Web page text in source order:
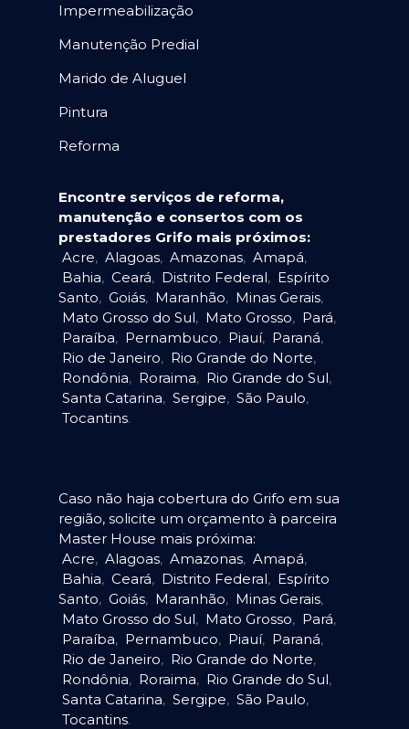
Impermeabilização
Manutenção Predial
Marido de Aluguel
Pintura
Reforma
Encontre serviços de reforma,
manutenção e consertos com os
prestadores Grifo mais próximos:
Acre, Alagoas, Amazonas, Amapá,
Bahia, Ceará, Distrito Federal, Espírito
Santo, Goiás, Maranhão, Minas Gerais,
Mato Grosso do Sul, Mato Grosso, Pará,
Paraíba, Pernambuco, Piauí, Paraná,
Rio de Janeiro, Rio Grande do Norte,
Rondônia, Roraima, Rio Grande do Sul,
Santa Catarina, Sergipe, São Paulo,
Tocantins.
Caso não haja cobertura do Grifo em sua
região, solicite um orçamento à parceira
Master House mais próxima:
Acre, Alagoas, Amazonas, Amapá,
Bahia, Ceará, Distrito Federal, Espírito
Santo, Goiás, Maranhão, Minas Gerais,
Mato Grosso do Sul, Mato Grosso, Pará,
Paraíba, Pernambuco, Piauí, Paraná,
Rio de Janeiro, Rio Grande do Norte,
Rondônia, Roraima, Rio Grande do Sul,
Santa Catarina, Sergipe, São Paulo,
Tocantins.